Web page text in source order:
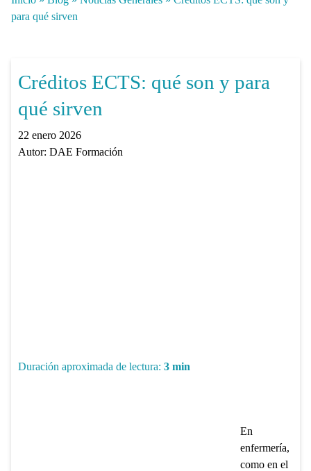
para qué sirven
Créditos ECTS: qué son y para
qué sirven
22 enero 2026
Autor: DAE Formación
Duración aproximada de lectura: 3 min
En
enfermería,
como en el